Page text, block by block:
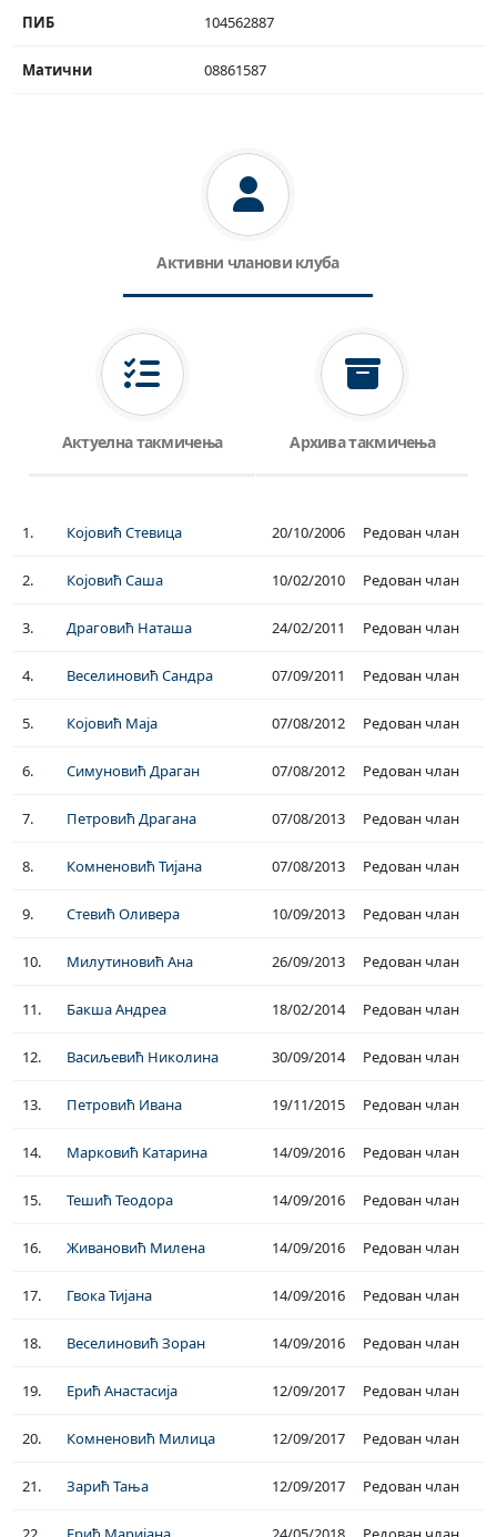
ПИБ 104562887
Матични 08861587
Активни чланови клуба
Актуелна такмичења Архива такмичења
1. Којовић Стевица 20/10/2006 Редован члан
2. Којовић Саша 10/02/2010 Редован члан
3. Драговић Наташа 24/02/2011 Редован члан
4. Веселиновић Сандра 07/09/2011 Редован члан
5. Којовић Маја 07/08/2012 Редован члан
6. Симуновић Драган 07/08/2012 Редован члан
7. Петровић Драгана 07/08/2013 Редован члан
8. Комненовић Тијана 07/08/2013 Редован члан
9. Стевић Оливера 10/09/2013 Редован члан
10. Милутиновић Ана 26/09/2013 Редован члан
11. Бакша Андреа 18/02/2014 Редован члан
12. Васиљевић Николина 30/09/2014 Редован члан
13. Петровић Ивана 19/11/2015 Редован члан
14. Марковић Катарина 14/09/2016 Редован члан
15. Тешић Теодора 14/09/2016 Редован члан
16. Живановић Милена 14/09/2016 Редован члан
17. Гвока Тијана 14/09/2016 Редован члан
18. Веселиновић Зоран 14/09/2016 Редован члан
19. Ерић Анастасија 12/09/2017 Редован члан
20. Комненовић Милица 12/09/2017 Редован члан
21. Зарић Тања 12/09/2017 Редован члан